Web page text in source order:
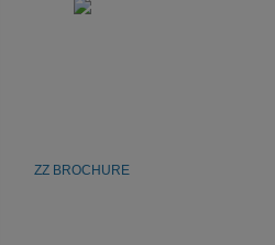
ZZ BROCHURE